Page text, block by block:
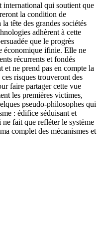
international qui soutient que
la condition de
tête des grandes sociétés
adhèrent à cette
que le progrès
économique ifinie. Elle ne
récurrents et fondés
et ne prend pas en compte la
risques trouveront des
faire partager cette vue
les premières victimes,
pseudo-philosophes qui
: édifice séduisant et
fait que refléter le système
complet des mécanismes et